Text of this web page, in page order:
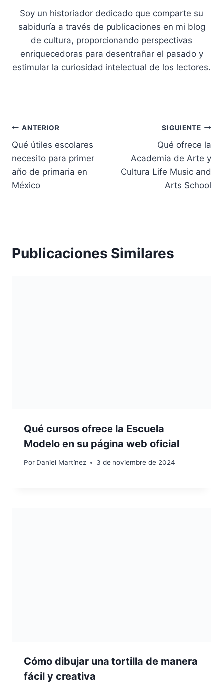
Soy un historiador dedicado que comparte su
sabiduría a través de publicaciones en mi blog
de cultura, proporcionando perspectivas
enriquecedoras para desentrañar el pasado y
estimular la curiosidad intelectual de los lectores.
Navegación
de
entradas
ANTERIOR
Qué útiles escolares
necesito para primer
año de primaria en
México
SIGUIENTE
Qué ofrece la
Academia de Arte y
Cultura Life Music and
Arts School
Publicaciones Similares
Qué cursos ofrece la Escuela
Modelo en su página web oficial
Por Daniel Martínez 3 de noviembre de 2024
Cómo dibujar una tortilla de manera
fácil y creativa